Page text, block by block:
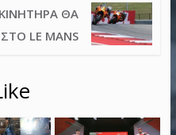
ΘΑ
LE MANS